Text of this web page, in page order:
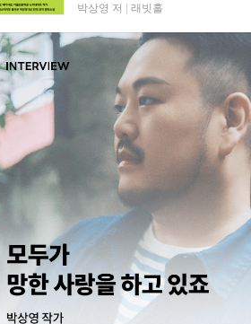
박상영 저 래빗홀